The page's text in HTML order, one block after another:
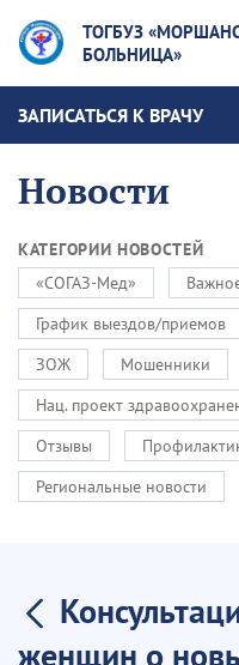
ТОГБУЗ
БОЛЬНИЦА»
ЗАПИСАТЬСЯ К ВРАЧУ
Новости
КАТЕГОРИИ НОВОСТЕЙ
«СОГАЗ-Мед»
График выездов/приемов
ЗОЖ
Мошенники
Нац. проект
Отзывы
Региональные новости
женщин о